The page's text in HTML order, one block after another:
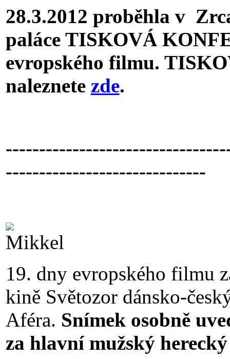
28.3.2012 proběhla v
paláce TISKOVÁ
evropského filmu.
naleznete zde.
------------------------------
19. dny evropského filmu
kině Světozor dánsko-
Aféra. Snímek osobně
za hlavní mužský